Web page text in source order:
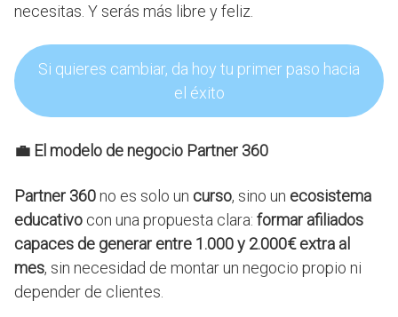
necesitas. Y serás más libre y feliz.
Si quieres cambiar, da hoy tu primer paso hacia
el éxito
💼 El modelo de negocio Partner 360
Partner 360no es solo un curso, sino un ecosistema
educativo con una propuesta clara: formar afiliados
capaces de generar entre 1.000 y 2.000€ extra al
mes, sin necesidad de montar un negocio propio ni
depender de clientes.